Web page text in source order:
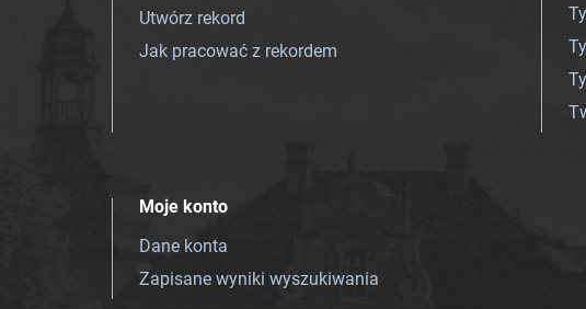
Utwórz rekord
Jak pracować z rekordem
Moje konto
Dane konta
Zapisane wyniki wyszukiwania